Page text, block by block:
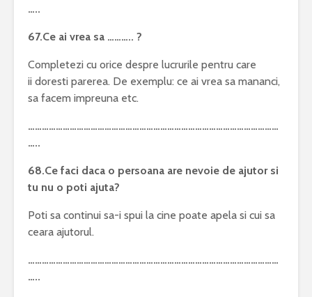
…..
67.Ce ai vrea sa ……….. ?
Completezi cu orice despre lucrurile pentru care
ii doresti parerea. De exemplu: ce ai vrea sa mananci,
sa facem impreuna etc.
………………………………………………………………………………………………
…..
68.Ce faci daca o persoana are nevoie de ajutor si
tu nu o poti ajuta?
Poti sa continui sa-i spui la cine poate apela si cui sa
ceara ajutorul.
………………………………………………………………………………………………
…..